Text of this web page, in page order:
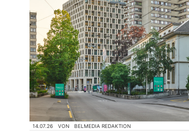
14.07.26 VON BELMEDIA REDAKTION